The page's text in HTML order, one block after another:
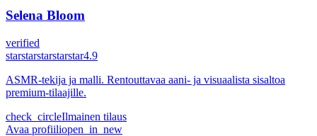
Selena Bloom
verified
starstarstarstarstar4.9
ASMR-tekija ja malli. Rentouttavaa aani- ja visuaalista sisaltoa
premium-tilaajille.
check_circleIlmainen tilaus
Avaa profiiliopen_in_new